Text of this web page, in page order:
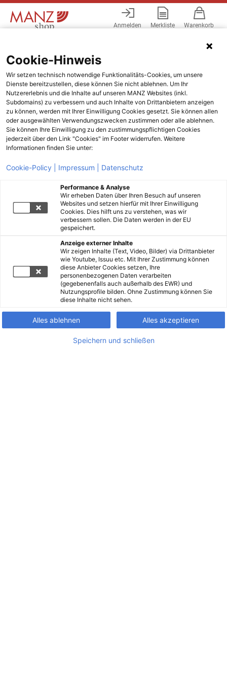
Anmelden Merkliste Warenkorb
Cookie-Hinweis
Wir setzen technisch notwendige Funktionalitäts-Cookies, um unsere
Dienste bereitzustellen, diese können Sie nicht ablehnen. Um Ihr
Nutzererlebnis und die Inhalte auf unseren MANZ Websites (inkl.
Subdomains) zu verbessern und auch Inhalte von Drittanbietern anzeigen
zu können, werden mit Ihrer Einwilligung Cookies gesetzt. Sie können allen
oder ausgewählten Verwendungszwecken zustimmen oder alle ablehnen.
Sie können Ihre Einwilligung zu den zustimmungspflichtigen Cookies
jederzeit über den Link "Cookies" im Footer widerrufen. Weitere
Informationen finden Sie unter:
Cookie-Policy | Impressum | Datenschutz
Performance & Analyse
Wir erheben Daten über Ihren Besuch auf unseren
Websites und setzen hierfür mit Ihrer Einwilligung
Cookies. Dies hilft uns zu verstehen, was wir
verbessern sollen. Die Daten werden in der EU
gespeichert.
Anzeige externer Inhalte
Wir zeigen Inhalte (Text, Video, Bilder) via Drittanbieter
wie Youtube, Issuu etc. Mit Ihrer Zustimmung können
diese Anbieter Cookies setzen, Ihre
personenbezogenen Daten verarbeiten
(gegebenenfalls auch außerhalb des EWR) und
Nutzungsprofile bilden. Ohne Zustimmung können Sie
diese Inhalte nicht sehen.
Alles ablehnen Alles akzeptieren
Speichern und schließen